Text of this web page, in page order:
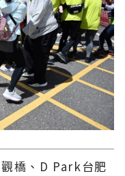
橋、D Park台肥